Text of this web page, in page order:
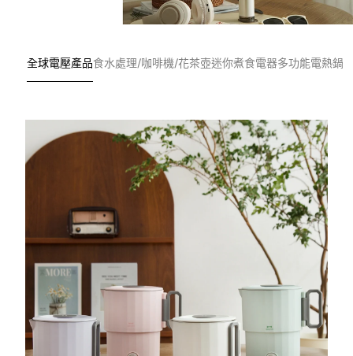
全球電壓產品食水處理/咖啡機/花茶壺迷你煮食電器多功能電熱鍋